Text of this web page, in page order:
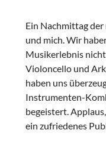
Ein Nachmittag
und mich. Wir
Musikerlebnis
Violoncello und
haben uns
Instrumenten-
begeistert.
ein zufriedenes